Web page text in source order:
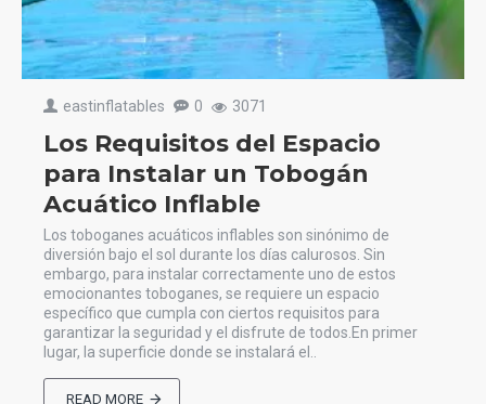
eastinflatables 0 3071
Los Requisitos del Espacio
para Instalar un Tobogán
Acuático Inflable
Los toboganes acuáticos inflables son sinónimo de
diversión bajo el sol durante los días calurosos. Sin
embargo, para instalar correctamente uno de estos
emocionantes toboganes, se requiere un espacio
específico que cumpla con ciertos requisitos para
garantizar la seguridad y el disfrute de todos.En primer
lugar, la superficie donde se instalará el..
READ MORE